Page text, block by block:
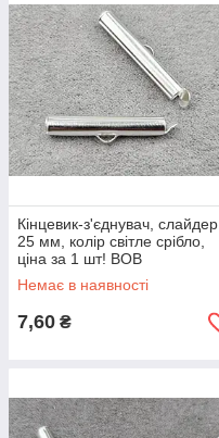
Кінцевик-з'єднувач, слайдер
25 мм, колір світле срібло,
ціна за 1 шт! ВОВ
Немає в наявності
7,60 ₴